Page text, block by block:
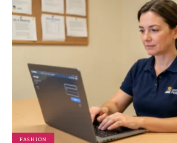
FASHION